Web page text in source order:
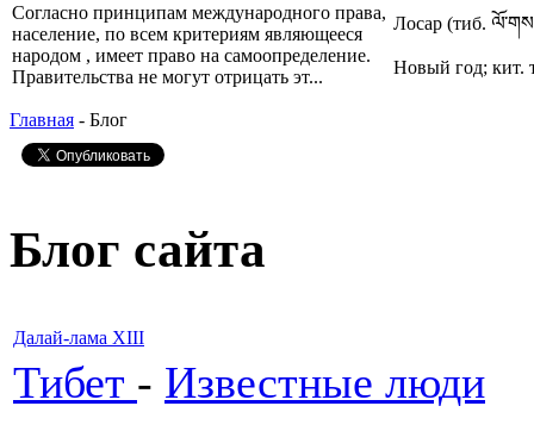
Согласно принципам международного права,
население, по всем критериям являющееся
народом , имеет право на самоопределение.
Правительства не могут отрицать эт...
Лосар (тиб.
Новый год; кит.
Главная - Блог
Блог сайта
Далай-лама XIII
Тибет - Известные люди